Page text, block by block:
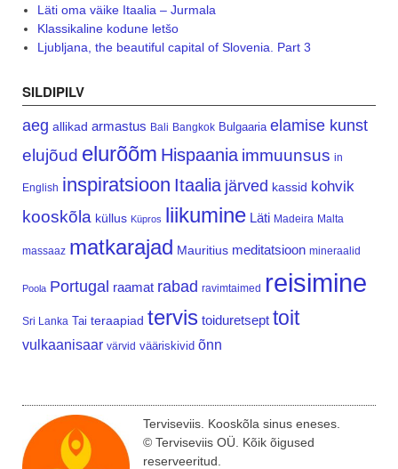
Läti oma väike Itaalia – Jurmala
Klassikaline kodune letšo
Ljubljana, the beautiful capital of Slovenia. Part 3
SILDIPILV
aeg allikad armastus Bali Bangkok Bulgaaria elamise kunst
elujõud elurõõm Hispaania immuunsus in
English inspiratsioon Itaalia järved kassid kohvik
kooskõla küllus Küpros liikumine Läti Madeira Malta
massaaz matkarajad Mauritius meditatsioon mineraalid
Poola Portugal raamat rabad ravimtaimed reisimine
Sri Lanka Tai teraapiad tervis toiduretsept toit
vulkaanisaar värvid vääriskivid õnn
Terviseviis. Kooskõla sinus eneses.
© Terviseviis OÜ. Kõik õigused
reserveeritud.